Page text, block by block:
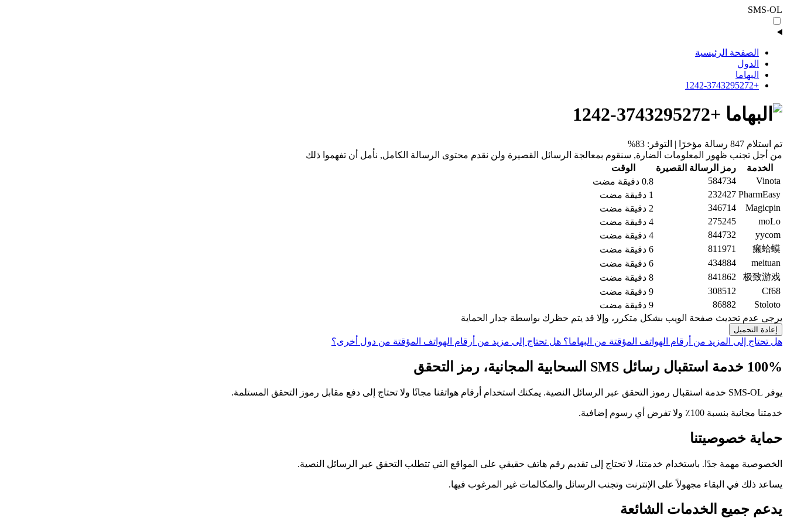
SMS-OL
الصفحة الرئيسية
الدول
البهاما
+1242-3743295272
+1242-3743295272
تم استلام 847 رسالة مؤخرًا | التوفر: 83%
من أجل تجنب ظهور المعلومات الضارة, سنقوم بمعالجة الرسائل القصيرة ولن نقدم محتوى الرسالة الكامل, نأمل أن تفهموا ذلك
الخدمة
رمز الرسالة القصيرة
الوقت
Vinota
584734
0.8 دقيقة مضت
PharmEasy
232427
1 دقيقة مضت
Magicpin
346714
2 دقيقة مضت
moLo
275245
4 دقيقة مضت
yycom
844732
4 دقيقة مضت
癞蛤蟆
811971
6 دقيقة مضت
meituan
434884
6 دقيقة مضت
极致游戏
841862
8 دقيقة مضت
Cf68
308512
9 دقيقة مضت
Stoloto
86882
9 دقيقة مضت
يرجى عدم تحديث صفحة الويب بشكل متكرر، وإلا قد يتم حظرك بواسطة جدار الحماية
إعادة التحميل
هل تحتاج إلى المزيد من أرقام الهواتف المؤقتة من البهاما؟ هل تحتاج إلى مزيد من أرقام الهواتف المؤقتة من دول أخرى؟
100% خدمة استقبال رسائل SMS السحابية المجانية، رمز التحقق
يوفر SMS-OL خدمة استقبال رموز التحقق عبر الرسائل النصية. يمكنك استخدام أرقام هواتفنا مجانًا ولا تحتاج إلى دفع مقابل رموز التحقق المستلمة.
خدمتنا مجانية بنسبة 100٪ ولا تفرض أي رسوم إضافية.
حماية خصوصيتنا
الخصوصية مهمة جدًا. باستخدام خدمتنا، لا تحتاج إلى تقديم رقم هاتف حقيقي على المواقع التي تتطلب التحقق عبر الرسائل النصية.
يساعد ذلك في البقاء مجهولاً على الإنترنت وتجنب الرسائل والمكالمات غير المرغوب فيها.
يدعم جميع الخدمات الشائعة